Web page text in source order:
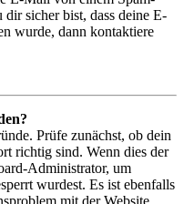
sicher bist, dass deine E-
wurde, dann kontaktiere
Prüfe zunächst, ob dein
richtig sind. Wenn dies der
Administrator, um
wurdest. Es ist ebenfalls